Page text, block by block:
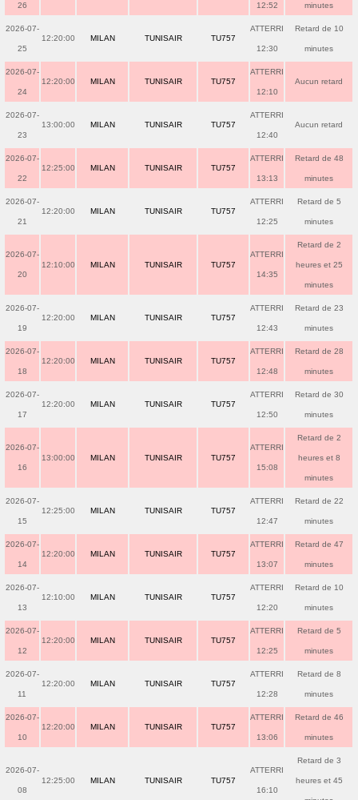
26 12:52 minutes
2026-07-
25
12:20:00 MILAN TUNISAIR TU757
ATTERRI
12:30
Retard de 10
minutes
2026-07-
24
12:20:00 MILAN TUNISAIR TU757
ATTERRI
12:10
Aucun retard
2026-07-
23
13:00:00 MILAN TUNISAIR TU757
ATTERRI
12:40
Aucun retard
2026-07-
22
12:25:00 MILAN TUNISAIR TU757
ATTERRI
13:13
Retard de 48
minutes
2026-07-
21
12:20:00 MILAN TUNISAIR TU757
ATTERRI
12:25
Retard de 5
minutes
2026-07-
20
12:10:00 MILAN TUNISAIR TU757
ATTERRI
14:35
Retard de 2
heures et 25
minutes
2026-07-
19
12:20:00 MILAN TUNISAIR TU757
ATTERRI
12:43
Retard de 23
minutes
2026-07-
18
12:20:00 MILAN TUNISAIR TU757
ATTERRI
12:48
Retard de 28
minutes
2026-07-
17
12:20:00 MILAN TUNISAIR TU757
ATTERRI
12:50
Retard de 30
minutes
2026-07-
16
13:00:00 MILAN TUNISAIR TU757
ATTERRI
15:08
Retard de 2
heures et 8
minutes
2026-07-
15
12:25:00 MILAN TUNISAIR TU757
ATTERRI
12:47
Retard de 22
minutes
2026-07-
14
12:20:00 MILAN TUNISAIR TU757
ATTERRI
13:07
Retard de 47
minutes
2026-07-
13
12:10:00 MILAN TUNISAIR TU757
ATTERRI
12:20
Retard de 10
minutes
2026-07-
12
12:20:00 MILAN TUNISAIR TU757
ATTERRI
12:25
Retard de 5
minutes
2026-07-
11
12:20:00 MILAN TUNISAIR TU757
ATTERRI
12:28
Retard de 8
minutes
2026-07-
10
12:20:00 MILAN TUNISAIR TU757
ATTERRI
13:06
Retard de 46
minutes
2026-07-
08
12:25:00 MILAN TUNISAIR TU757
ATTERRI
16:10
Retard de 3
heures et 45